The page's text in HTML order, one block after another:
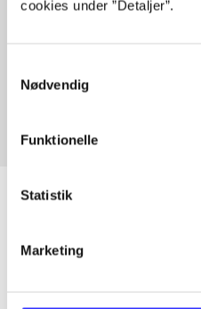
cookies under ”Detaljer”.
Nødvendig
Funktionelle
Statistik
Marketing
Fra
Artikler